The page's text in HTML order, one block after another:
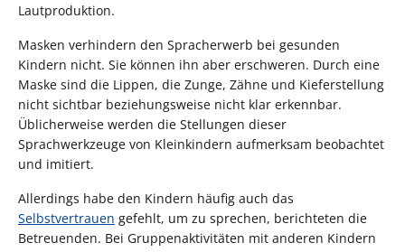
Lautproduktion.
Masken verhindern den Spracherwerb bei gesunden
Kindern nicht. Sie können ihn aber erschweren. Durch eine
Maske sind die Lippen, die Zunge, Zähne und Kieferstellung
nicht sichtbar beziehungsweise nicht klar erkennbar.
Üblicherweise werden die Stellungen dieser
Sprachwerkzeuge von Kleinkindern aufmerksam beobachtet
und imitiert.
Allerdings habe den Kindern häufig auch das
Selbstvertrauen gefehlt, um zu sprechen, berichteten die
Betreuenden. Bei Gruppenaktivitäten mit anderen Kindern